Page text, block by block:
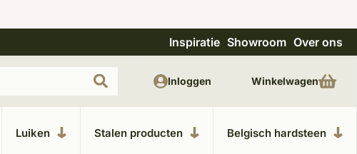
Unieke materialen in kempische bouwstijl
Inspiratie Showroom Over ons
Luiken Stalen producten Belgisch hardsteen
Inloggen Winkelwagen